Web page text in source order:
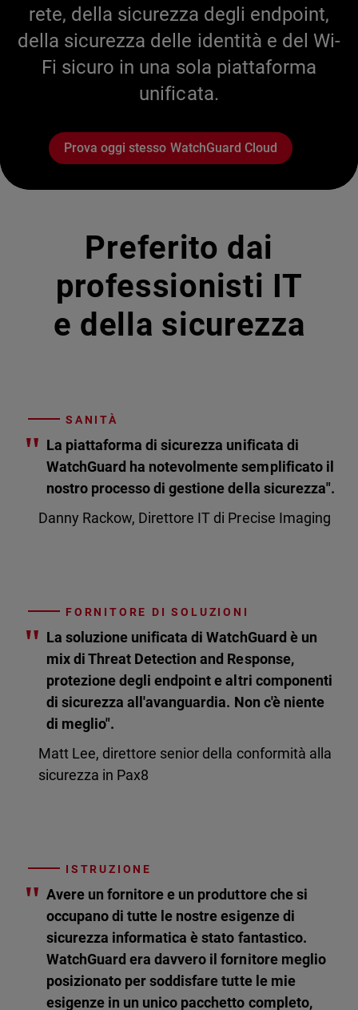
rete, della sicurezza degli endpoint,
della sicurezza delle identità e del Wi-
Fi sicuro in una sola piattaforma
unificata.
Prova oggi stesso WatchGuard Cloud
Preferito dai
professionisti IT
e della sicurezza
SANITÀ
" La piattaforma di sicurezza unificata di
WatchGuard ha notevolmente semplificato il
nostro processo di gestione della sicurezza".
Danny Rackow, Direttore IT di Precise Imaging
FORNITORE DI SOLUZIONI
" La soluzione unificata di WatchGuard è un
mix di Threat Detection and Response,
protezione degli endpoint e altri componenti
di sicurezza all'avanguardia. Non c'è niente
di meglio".
Matt Lee, direttore senior della conformità alla
sicurezza in Pax8
ISTRUZIONE
" Avere un fornitore e un produttore che si
occupano di tutte le nostre esigenze di
sicurezza informatica è stato fantastico.
WatchGuard era davvero il fornitore meglio
posizionato per soddisfare tutte le mie
esigenze in un unico pacchetto completo,